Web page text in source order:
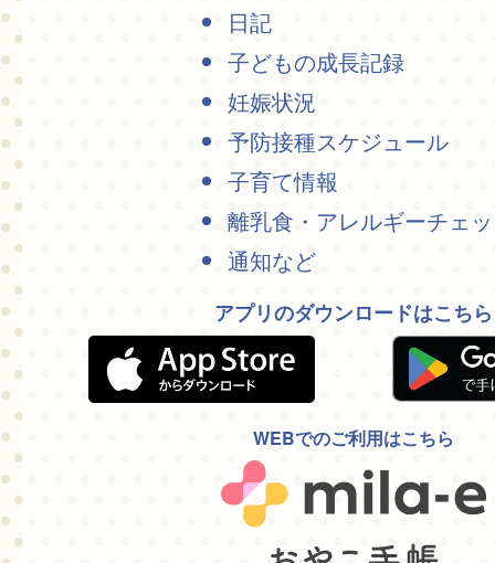
日記
子どもの成長記録
妊娠状況
予防接種スケジュール
子育て情報
離乳食・アレルギーチェ
通知など
アプリのダウンロードはこちら
WEBでのご利用はこちら